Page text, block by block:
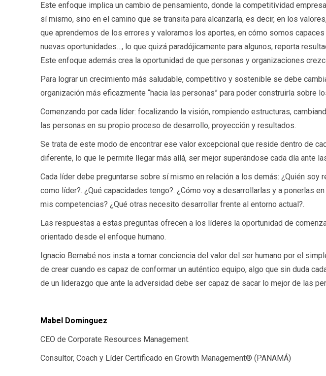
Este enfoque implica un cambio de pensamiento, donde la competitividad
sí mismo, sino en el camino que se transita para alcanzarla, es decir, en los
que aprendemos de los errores y valoramos los aportes, en cómo somos
nuevas oportunidades…, lo que quizá paradójicamente para algunos, reporta
Este enfoque además crea la oportunidad de que personas y organizaciones
Para lograr un crecimiento más saludable, competitivo y sostenible se debe
organización más eficazmente “hacia las personas” para poder construirla sobre
Comenzando por cada líder: focalizando la visión, rompiendo estructuras,
las personas en su propio proceso de desarrollo, proyección y resultados.
Se trata de este modo de encontrar ese valor excepcional que reside dentro de
diferente, lo que le permite llegar más allá, ser mejor superándose cada día ante
Cada líder debe preguntarse sobre sí mismo en relación a los demás: ¿Quién soy
como líder?. ¿Qué capacidades tengo?. ¿Cómo voy a desarrollarlas y a ponerlas
mis competencias? ¿Qué otras necesito desarrollar frente al entorno actual?.
Las respuestas a estas preguntas ofrecen a los líderes la oportunidad de
orientado desde el enfoque humano.
Ignacio Bernabé nos insta a tomar conciencia del valor del ser humano por el
de crear cuando es capaz de conformar un auténtico equipo, algo que sin duda
de un liderazgo que ante la adversidad debe ser capaz de sacar lo mejor de las
Mabel Dominguez
CEO de Corporate Resources Management.
Consultor, Coach y Líder Certificado en Growth Management® (PANAMÁ)